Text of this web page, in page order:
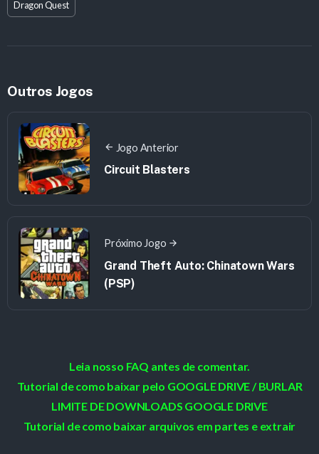
Dragon Quest
Outros Jogos
Jogo Anterior
Circuit Blasters
Próximo Jogo
Grand Theft Auto: Chinatown Wars
(PSP)
Leia nosso FAQ antes de comentar.
Tutorial de como baixar pelo GOOGLE DRIVE / BURLAR
LIMITE DE DOWNLOADS GOOGLE DRIVE
Tutorial de como baixar arquivos em partes e extrair